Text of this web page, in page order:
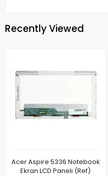
Recently Viewed
Acer Aspire 5336 Notebook
Ekran LCD Paneli (Ref)